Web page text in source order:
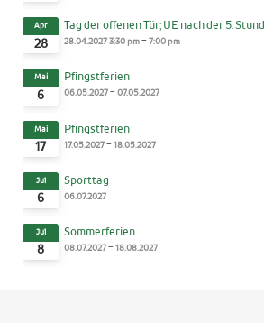
28
Apr Tag der offenen Tür; UE nach der 5.
28.04.20273:30 pm-7:00 pm
6
Mai Pfingstferien
06.05.2027-07.05.2027
17
Mai Pfingstferien
17.05.2027-18.05.2027
6
Jul Sporttag
06.07.2027
8
Jul Sommerferien
08.07.2027-18.08.2027